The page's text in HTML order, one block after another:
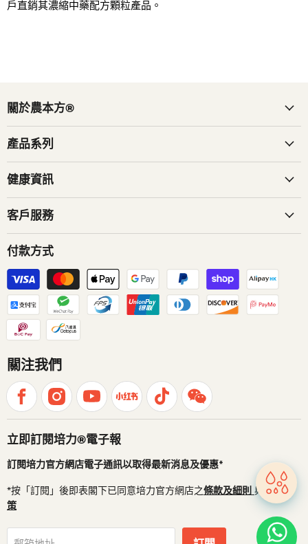
戶直銷其濃縮中藥配方顆粒產品。
付款方式
關注我們
關於農本方®
產品系列
健康資訊
客戶服務
立即訂閱培力®電子報
訂閱培力官方網店電子通訊以取得最新消息及優惠*
*按「訂閱」後即表閣下已同意培力官方網店之條款及細則 與 私隱政
策